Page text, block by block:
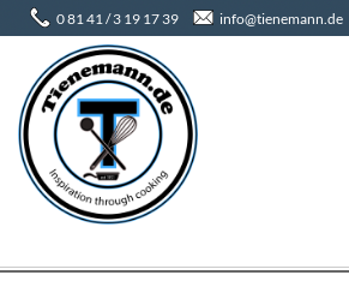
0 81 41 / 3 19 17 39 info@tienemann.de